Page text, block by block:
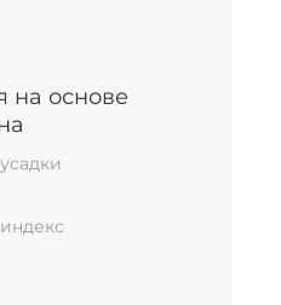
изоляции и
изоляции
цветовой
на основе